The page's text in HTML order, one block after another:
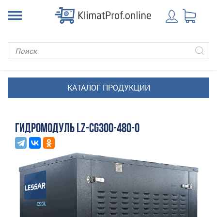
ГИДРОМОДУЛЬ LZ-CG300-480-O